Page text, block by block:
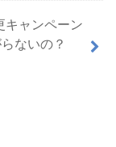
キャンペーン
ないの？